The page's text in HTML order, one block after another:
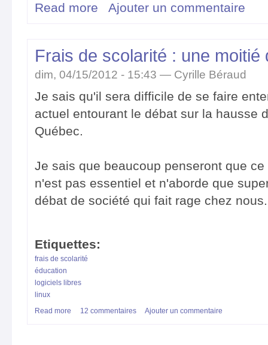
Read more about FACIL lance une large consultation
de l'éducation !
Ajouter un commentaire
Frais de scolarité : une moitié
dim, 04/15/2012 - 15:43 — Cyrille Béraud
Je sais qu'il sera difficile de se faire
actuel entourant le débat sur la hausse
Québec.
Je sais que beaucoup penseront que
n'est pas essentiel et n'aborde que
débat de société qui fait rage chez
Etiquettes:
frais de scolarité
éducation
logiciels libres
linux
Read more about Frais de scolarité : une moitié de la solution.
12 commentaires Ajouter un commentaire